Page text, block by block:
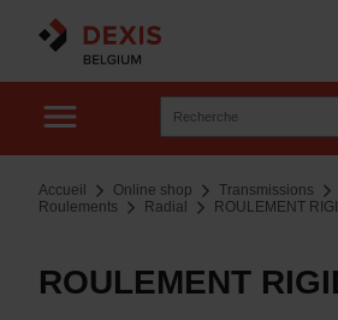
Accueil Online shop Transmissions
Roulements
Radial ROULEMENT
ROULEMENT